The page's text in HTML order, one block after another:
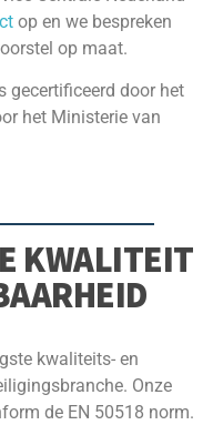
op en we bespreken
op maat.
gecertificeerd door het
het Ministerie van
KWALITEIT
kwaliteits- en
Onze
de EN 50518 norm.